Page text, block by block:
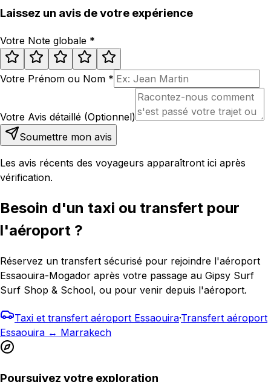
Laissez un avis de votre expérience
Votre Note globale *
Votre Prénom ou Nom *
Votre Avis détaillé (Optionnel)
Soumettre mon avis
Les avis récents des voyageurs apparaîtront ici après
vérification.
Besoin d'un taxi ou transfert pour
l'aéroport ?
Réservez un transfert sécurisé pour rejoindre l'aéroport
Essaouira-Mogador après votre passage au Gipsy Surf
Surf Shop & School, ou pour venir depuis l'aéroport.
Taxi et transfert aéroport Essaouira·Transfert aéroport
Essaouira ↔ Marrakech
Poursuivez votre exploration